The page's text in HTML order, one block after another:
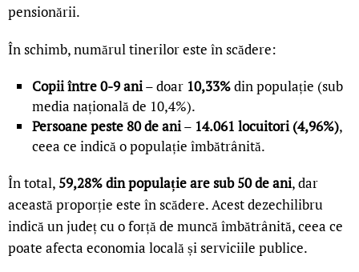
pensionării.
În schimb, numărul tinerilor este în scădere:
Copii între 0-9 ani– doar 10,33%din populație (sub
media națională de 10,4%).
Persoane peste 80 de ani– 14.061 locuitori (4,96%),
ceea ce indică o populație îmbătrânită.
În total, 59,28% din populație are sub 50 de ani, dar
această proporție este în scădere. Acest dezechilibru
indică un județ cu o forță de muncă îmbătrânită, ceea ce
poate afecta economia locală și serviciile publice.